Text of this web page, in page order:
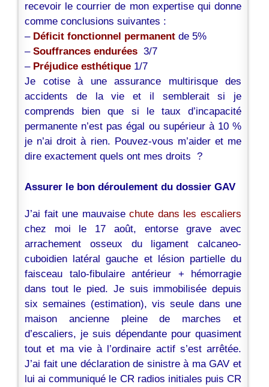
recevoir le courrier de mon expertise qui donne
comme conclusions suivantes :
– Déficit fonctionnel permanent de 5%
– Souffrances endurées 3/7
– Préjudice esthétique 1/7
Je cotise à une assurance multirisque des
accidents de la vie et il semblerait si je
comprends bien que si le taux d’incapacité
permanente n’est pas égal ou supérieur à 10 %
je n’ai droit à rien. Pouvez-vous m’aider et me
dire exactement quels ont mes droits ?
Assurer le bon déroulement du dossier GAV
J’ai fait une mauvaisechute dans les escaliers
chez moi le 17 août, entorse grave avec
arrachement osseux du ligament calcaneo-
cuboidien latéral gauche et lésion partielle du
faisceau talo-fibulaire antérieur + hémorragie
dans tout le pied. Je suis immobilisée depuis
six semaines (estimation), vis seule dans une
maison ancienne pleine de marches et
d’escaliers, je suis dépendante pour quasiment
tout et ma vie à l’ordinaire actif s’est arrêtée.
J’ai fait une déclaration de sinistre à ma GAV et
lui ai communiqué le CR radios initiales puis CR